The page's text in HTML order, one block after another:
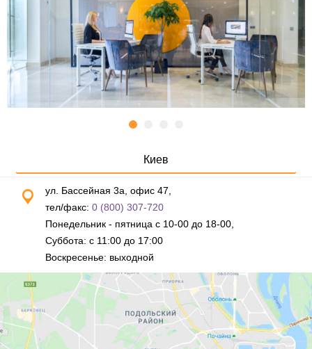
Киев
ул. Бассейная 3а, офис 47,
тел/факс: 0 (800) 307-720
Понедельник - пятница с 10-00 до 18-00,
Суббота: с 11:00 до 17:00
Воскресенье: выходной